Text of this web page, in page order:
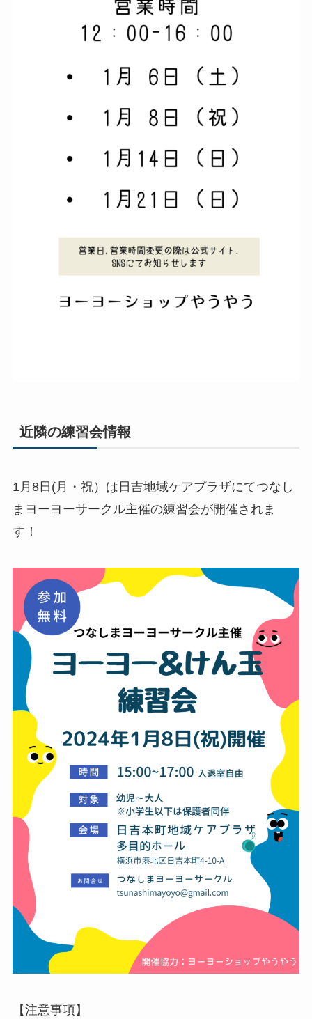
近隣の練習会情報
1月8日(月・祝）は日吉地域ケアプラザにてつなし
まヨーヨーサークル主催の練習会が開催されま
す！
【注意事項】